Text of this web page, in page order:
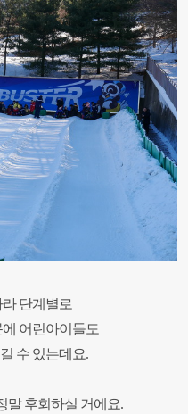
단계별로
어린아이들도
수 있는데요.
말 후회하실 거에요.